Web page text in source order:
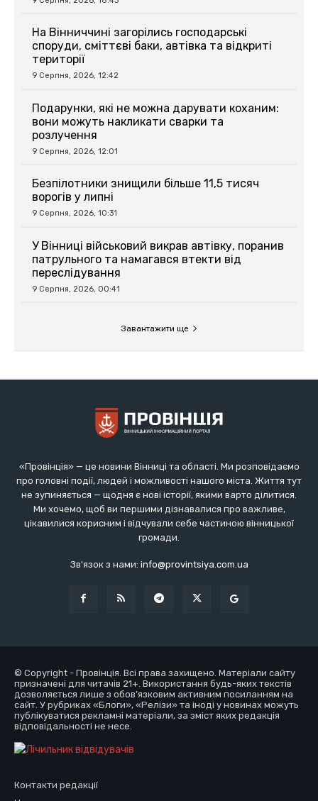
«Провінція» — це новини Вінниці та області. Ми розповідаємо
про головні події, людей і можливості нашого міста. Життя тут
не зупиняється — щодня є нові історії, якими варто ділитися.
Ми хочемо, щоб ви першими дізнавалися про важливе,
цікавилися корисним і відчували себе частиною вінницької
громади.
Зв'язок з нами: info@provintsiya.com.ua
© Copyright - Провінція. Всі права захищено. Матеріали сайту
призначені для читачів 21+. Використання будь-яких текстів
дозволяється лише з обов’язковим активним посиланням на
сайт. У рубриках «Блоги», «Релізи» та іноді у новинах можуть
публікуватися рекламні матеріали, за зміст яких редакція
відповідальності не несе.
Контакти редакції